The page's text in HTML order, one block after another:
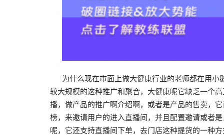
为什么现在市面上做大健康行业的老师都在用小
较大规模的这种推广和聚合，大健康呢它缺乏一个
播，做产品的推广啊介绍啊，或者是产品的售卖，
榜，来邀请用户的进入直播间，并且配置邀请或者
呢，它还支持直播间下单，去门店这种提货的一种